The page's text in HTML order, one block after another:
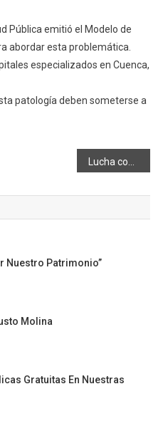
Pública emitió el Modelo de
abordar esta problemática.
especializados en Cuenca,
patología deben someterse a
Lucha contra la desnutrición crónica infantil reto del Gobierno Nacional
Nuestro Patrimonio”
Molina
Gratuitas En Nuestras